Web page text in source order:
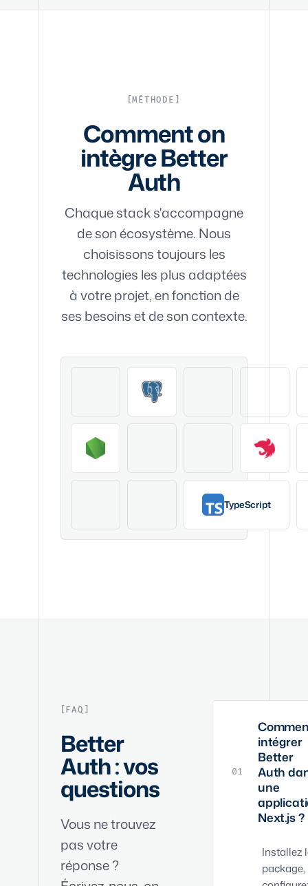
MÉTHODE
Comment on
intègre Better
Auth
Chaque stack s'accompagne
de son écosystème. Nous
choisissons toujours les
technologies les plus adaptées
à votre projet, en fonction de
ses besoins et de son contexte.
TypeScript
FAQ
Better
Auth : vos
questions
Vous ne trouvez
pas votre
réponse ?
01
intégrer
Better
Auth
une
Next.js ?
Installez
package,